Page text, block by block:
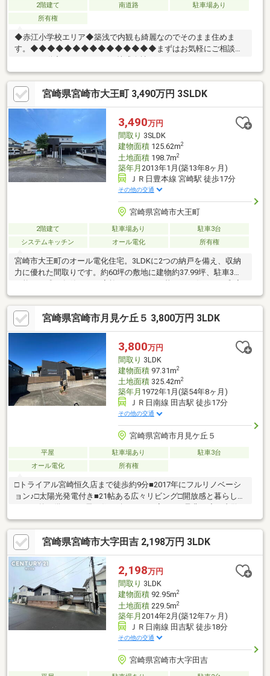
2階建て 南道路
駐車場あり
所有権
◆赤江小学校エリア◆築浅で内観も綺麗なのでそのまま住めま
す。◆◆◆◆◆◆◆◆◆◆◆◆◆◆◆まずはお気軽にご相談下
さい。不動産コンシェルジュ株式会社グローバルセンス0985-77-
6885◆◆◆◆◆◆◆◆◆◆◆◆◆◆◆
宮崎県宮崎市大王町 3,490万円 3SLDK
3,490万円
間取り 3SLDK
建物面積125.62m2
土地面積198.7m2
築年月 2013年1月(築13年8ヶ月)
ＪＲ日豊本線 宮崎駅 徒歩17分
その他の交通
宮崎県宮崎市大王町
2階建て 駐車場あり
駐車3台
システムキッチン
オール電化 所有権
宮崎市大王町のオール電化住宅。3LDKに2つの納戸を備え、収納
力に優れた間取りです。約60坪の敷地に建物約37.99坪、駐車3台
付きのLDKは家族団らんの空間としても活躍します。生活利便性
の高い立地で、新しい暮らしを始めませんか
宮崎県宮崎市月見ケ丘５ 3,800万円 3LDK
3,800万円
間取り 3LDK
建物面積97.31m2
土地面積325.42m2
築年月 1972年1月(築54年8ヶ月)
ＪＲ日南線 田吉駅 徒歩17分
その他の交通
宮崎県宮崎市月見ケ丘５
平屋 駐車場あり
駐車3台
オール電化
所有権
□トライアル宮崎恒久店まで徒歩約9分■2017年にフルリノベーシ
ョン♪□太陽光発電付き■21帖ある広々リビング□開放感と暮らしや
を♪
宮崎県宮崎市大字田吉 2,198万円 3LDK
2,198万円
間取り 3LDK
建物面積92.95m2
土地面積229.5m2
築年月 2014年2月(築12年7ヶ月)
ＪＲ日南線 田吉駅 徒歩18分
その他の交通
宮崎県宮崎市大字田吉